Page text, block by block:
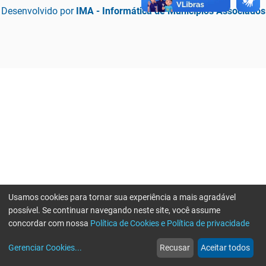
Desenvolvido por IMA - Informática de Municípios Associados
web
Notícias
more_horiz
Mais
Usamos cookies para tornar sua experiência a mais agradável
possível. Se continuar navegando neste site, você assume
concordar com nossa Política de Cookies e Política de privacidade
Gerenciar Cookies... Recusar Aceitar todos
Erro ao enviar informações, por favor tente novamente